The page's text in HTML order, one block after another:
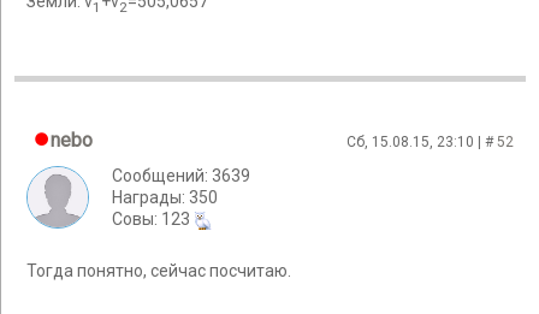
1 2
nebo Сб, 15.08.15, 23:10 | #52
Сообщений: 3639
Награды: 350
Cовы: 123
Тогда понятно, сейчас посчитаю.